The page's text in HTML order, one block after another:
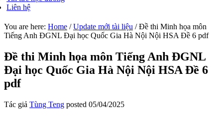
Liên hệ
You are here: Home / Update mới tài liệu /Đề thi Minh họa môn
Tiếng Anh ĐGNL Đại học Quốc Gia Hà Nội Nội HSA Đề 6 pdf
Đề thi Minh họa môn Tiếng Anh ĐGNL
Đại học Quốc Gia Hà Nội Nội HSA Đề 6
pdf
Tác giả Tùng Teng posted 05/04/2025